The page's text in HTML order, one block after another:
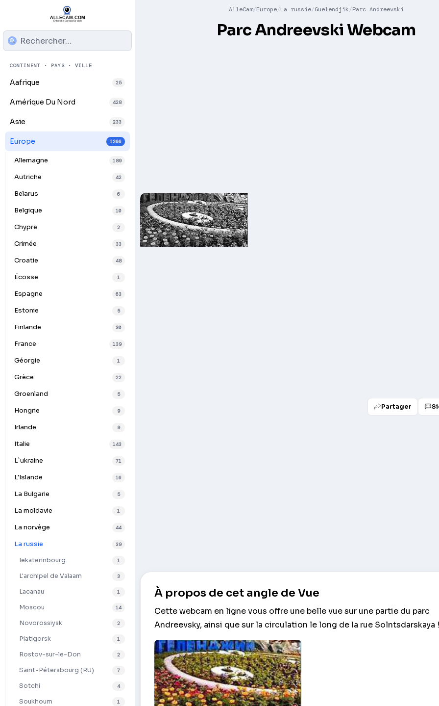
CONTINENT · PAYS · VILLE
Aafrique 25
Amérique Du Nord 428
Asie 233
Europe 1266
Allemagne 189
Autriche 42
Belarus 6
Belgique 10
Chypre 2
Crimée 33
Croatie 48
Écosse 1
Espagne 63
Estonie 5
Finlande 30
France 139
Géorgie 1
Grèce 22
Groenland 5
Hongrie 9
Irlande 9
Italie 143
L`ukraine 71
L'Islande 16
La Bulgarie 5
La moldavie 1
La norvège 44
La russie 39
Iekaterinbourg 1
L'archipel de Valaam 3
Lacanau 1
Moscou 14
Novorossiysk 2
Piatigorsk 1
Rostov-sur-le-Don 2
Saint-Pétersbourg (RU) 7
Sotchi 4
Soukhoum 1
AlleCam Europe La russie Guelendjik Parc Andreevski
Parc Andreevski Webcam
Partager
À propos de cet angle de Vue
Cette webcam en ligne vous offre une belle vue sur une partie du parc
Andreevsky, ainsi que sur la circulation le long de la rue Solntsdarskaya !